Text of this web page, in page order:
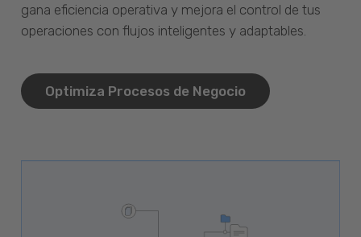
gana eficiencia operativa y mejora el control de tus
operaciones con flujos inteligentes y adaptables.
Optimiza Procesos de Negocio